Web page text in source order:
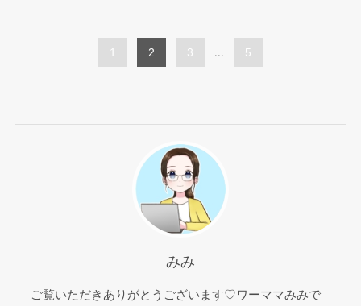
1 2 3 ... 5
みみ
ご覧いただきありがとうございます♡ワーママみみで